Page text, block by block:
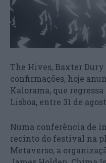
The Hives, Baxter Dury
confirmações, hoje
Kalorama, que
Lisboa, entre 31 de
Numa conferência de
recinto do festival na
Metaverso, a